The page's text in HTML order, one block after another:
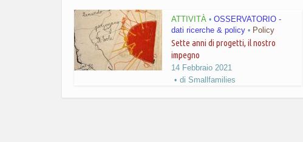
ATTIVITÀ • OSSERVATORIO -
dati ricerche & policy • Policy
Sette anni di progetti, il nostro
impegno
14 Febbraio 2021
di Smallfamilies